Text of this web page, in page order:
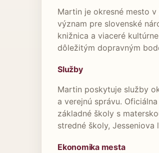
Martin je okresné mesto
význam pre slovenské
knižnica a viaceré
dôležitým dopravným
Služby
Martin poskytuje služby
a verejnú správu.
základné školy s
stredné školy,
Ekonomika mesta